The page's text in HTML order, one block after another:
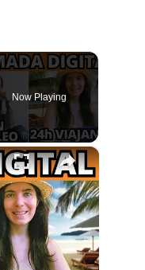
Now Playing
×